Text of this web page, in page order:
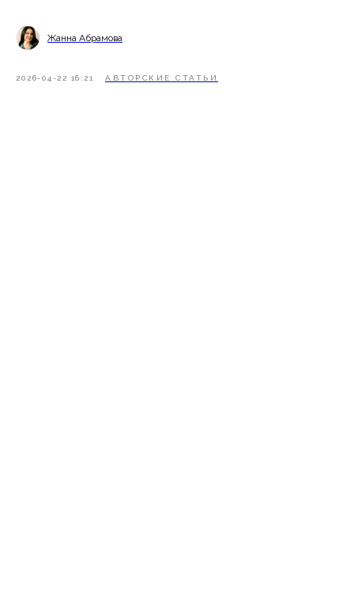
Жанна Абрамова
2026-04-22 16:21 АВТОРСКИЕ СТАТЬИ